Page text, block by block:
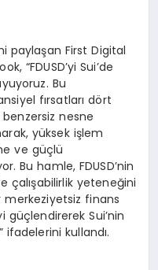
paylaşan First Digital
“FDUSD’yi Sui’de
Bu
fırsatları dört
benzersiz nesne
yüksek işlem
ve güçlü
Bu hamle, FDUSD’nin
çalışabilirlik yeteneğini
merkeziyetsiz finans
Sui’nin
ifadelerini kullandı.